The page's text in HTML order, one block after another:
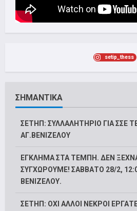
setip_thess
ΣΗΜΑΝΤΙΚΑ
ΣΕΤΗΠ: ΣΥΛΛΑΛΗΤΗΡΙΟ ΓΙΑ ΣΣΕ
ΑΓ.ΒΕΝΙΖΕΛΟΥ
ΕΓΚΛΗΜΑ ΣΤΑ ΤΕΜΠΗ. ΔΕΝ
ΣΥΓΧΩΡΟΥΜΕ! ΣΑΒΒΑΤΟ 28/2,
ΒΕΝΙΖΕΛΟΥ.
ΣΕΤΗΠ: ΟΧΙ ΑΛΛΟΙ ΝΕΚΡΟΙ